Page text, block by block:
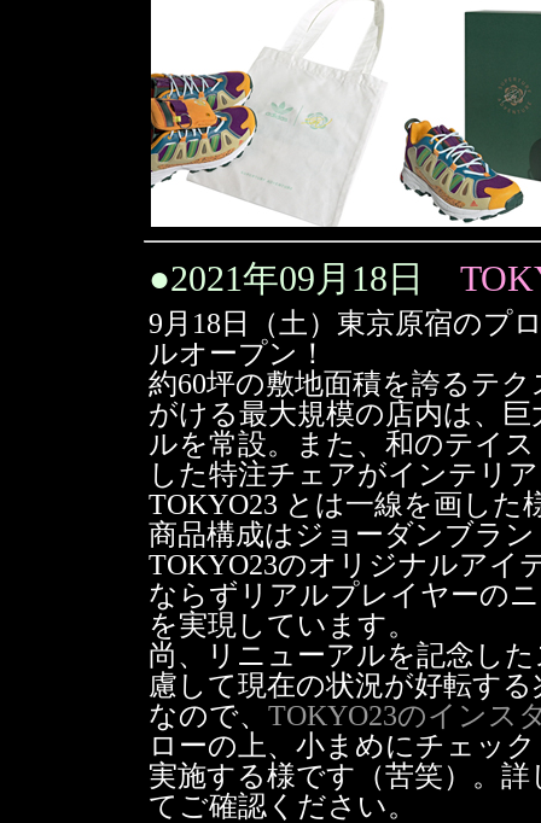
●2021年09月18日
9月18日（土）東京原宿のプ
ルオープン！
約60坪の敷地面積を誇るテ
がける最大規模の店内は、
ルを常設。また、和のテイ
した特注チェアがインテリ
TOKYO23 とは一線を画し
商品構成はジョーダンブラ
TOKYO23のオリジナルアイ
ならずリアルプレイヤーの
を実現しています。
尚、リニューアルを記念し
慮して現在の状況が好転す
なので、 TOKYO23のインス
ローの上、小まめにチェッ
実施する様です（苦笑）。
てご確認ください。